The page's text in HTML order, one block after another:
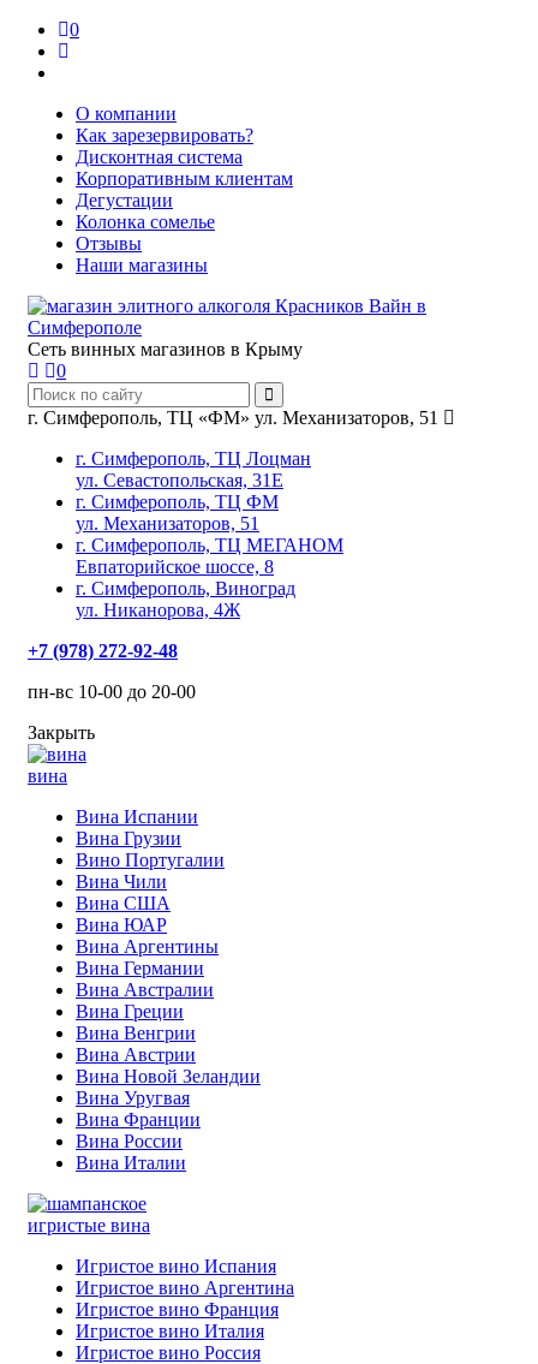
0
О компании
Как зарезервировать?
Дисконтная система
Корпоративным клиентам
Дегустации
Колонка сомелье
Отзывы
Наши магазины
Сеть винных магазинов в Крыму
0
г. Симферополь, ТЦ «ФМ» ул. Механизаторов, 51
г. Симферополь, ТЦ Лоцман
ул. Севастопольская, 31Е
г. Симферополь, ТЦ ФМ
ул. Механизаторов, 51
г. Симферополь, ТЦ МЕГАНОМ
Евпаторийское шоссе, 8
г. Симферополь, Виноград
ул. Никанорова, 4Ж
+7 (978) 272-92-48
пн-вс 10-00 до 20-00
Закрыть
вина
Вина Испании
Вина Грузии
Вино Португалии
Вина Чили
Вина США
Вина ЮАР
Вина Аргентины
Вина Германии
Вина Австралии
Вина Греции
Вина Венгрии
Вина Австрии
Вина Новой Зеландии
Вина Уругвая
Вина Франции
Вина России
Вина Италии
игристые вина
Игристое вино Испания
Игристое вино Аргентина
Игристое вино Франция
Игристое вино Италия
Игристое вино Россия